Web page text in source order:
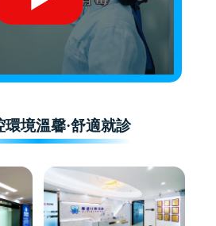
環境溫馨·舒適就診